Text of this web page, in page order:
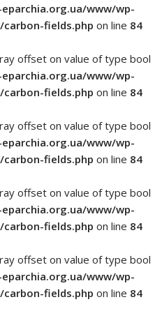
www/wp-
fields.php on line 84
offset on value of type bool
www/wp-
fields.php on line 84
offset on value of type bool
www/wp-
fields.php on line 84
offset on value of type bool
www/wp-
fields.php on line 84
offset on value of type bool
www/wp-
fields.php on line 84